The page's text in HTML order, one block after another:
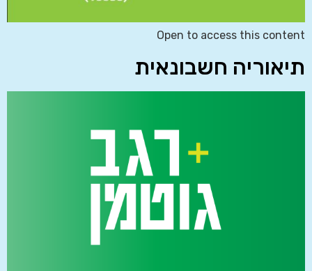
Open to access this content
תיאוריה חשבונאית